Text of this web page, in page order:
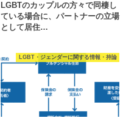
LGBTのカップルの方々で同棲し
ている場合に、パートナーの立場
として居住…
LGBT・ジェンダーに関する情報・持論